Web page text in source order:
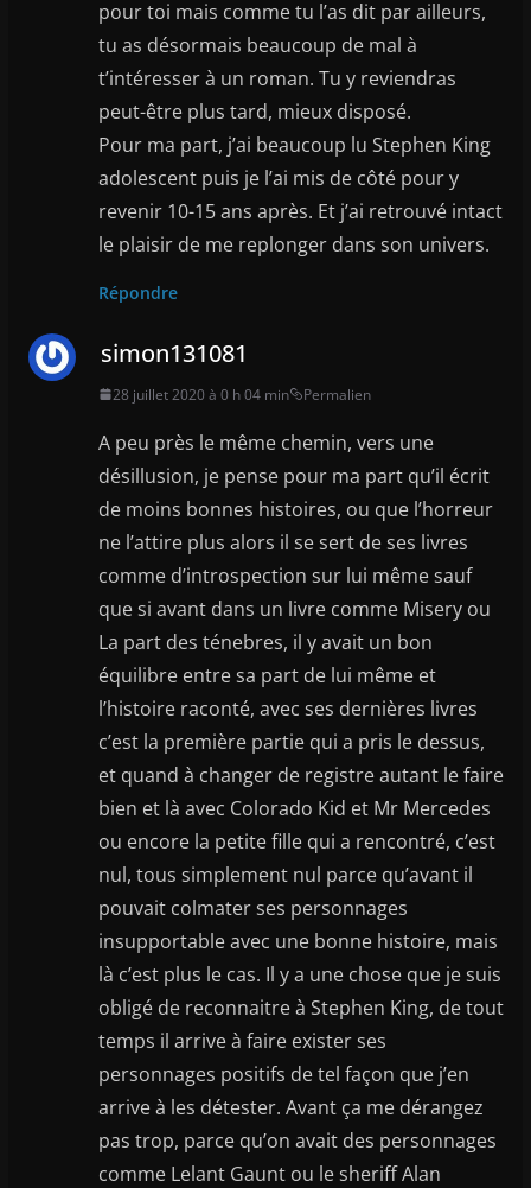
pour toi mais comme tu l’as dit par ailleurs,
tu as désormais beaucoup de mal à
t’intéresser à un roman. Tu y reviendras
peut-être plus tard, mieux disposé.
Pour ma part, j’ai beaucoup lu Stephen King
adolescent puis je l’ai mis de côté pour y
revenir 10-15 ans après. Et j’ai retrouvé intact
le plaisir de me replonger dans son univers.
Répondre
simon131081
28 juillet 2020 à 0 h 04 min Permalien
A peu près le même chemin, vers une
désillusion, je pense pour ma part qu’il écrit
de moins bonnes histoires, ou que l’horreur
ne l’attire plus alors il se sert de ses livres
comme d’introspection sur lui même sauf
que si avant dans un livre comme Misery ou
La part des ténebres, il y avait un bon
équilibre entre sa part de lui même et
l’histoire raconté, avec ses dernières livres
c’est la première partie qui a pris le dessus,
et quand à changer de registre autant le faire
bien et là avec Colorado Kid et Mr Mercedes
ou encore la petite fille qui a rencontré, c’est
nul, tous simplement nul parce qu’avant il
pouvait colmater ses personnages
insupportable avec une bonne histoire, mais
là c’est plus le cas. Il y a une chose que je suis
obligé de reconnaitre à Stephen King, de tout
temps il arrive à faire exister ses
personnages positifs de tel façon que j’en
arrive à les détester. Avant ça me dérangez
pas trop, parce qu’on avait des personnages
comme Lelant Gaunt ou le sheriff Alan